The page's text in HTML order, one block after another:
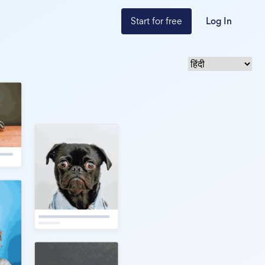
Start for free Log In